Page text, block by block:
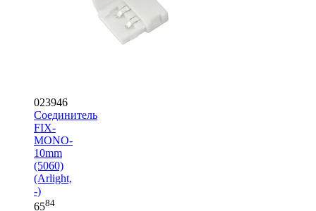
023946
Соединитель
FIX-
MONO-
10mm
(5060)
(Arlight,
-)
6584